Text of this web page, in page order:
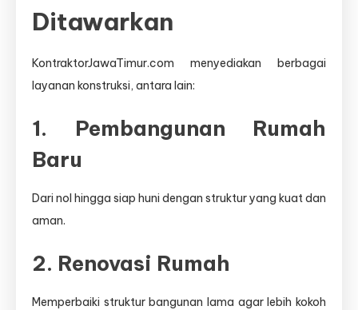
Ditawarkan
KontraktorJawaTimur.com menyediakan berbagai
layanan konstruksi, antara lain:
1. Pembangunan Rumah
Baru
Dari nol hingga siap huni dengan struktur yang kuat dan
aman.
2. Renovasi Rumah
Memperbaiki struktur bangunan lama agar lebih kokoh